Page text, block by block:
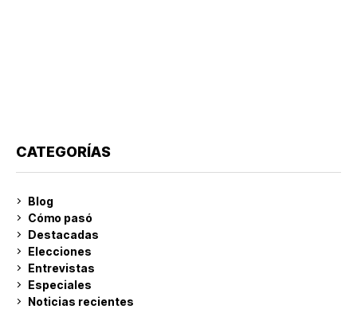
CATEGORÍAS
Blog
Cómo pasó
Destacadas
Elecciones
Entrevistas
Especiales
Noticias recientes